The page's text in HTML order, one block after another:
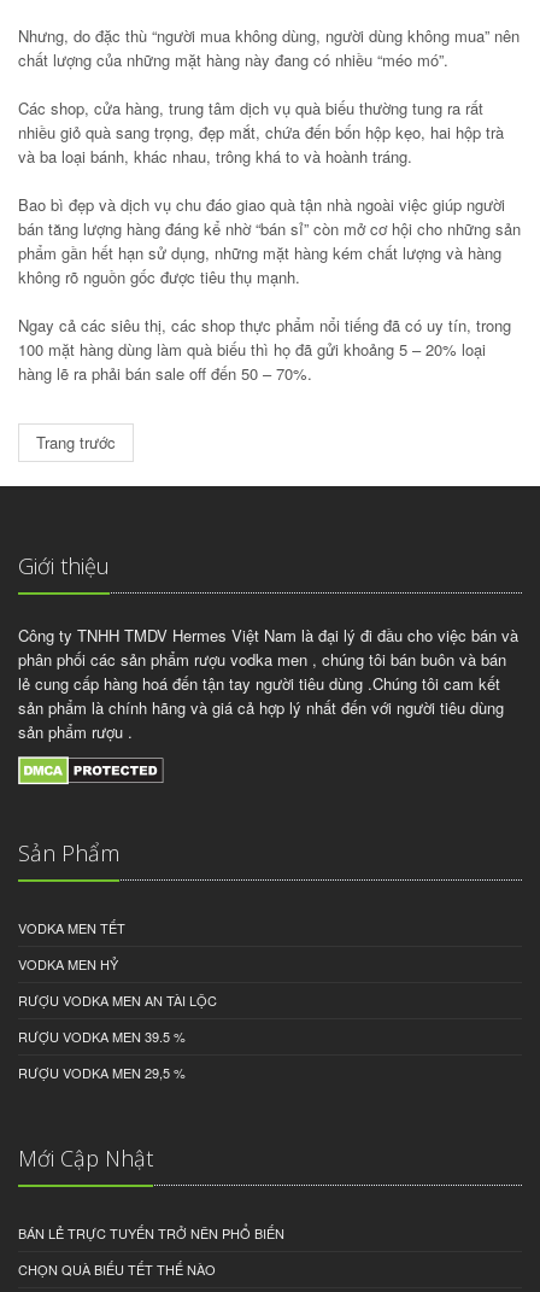
Nhưng, do đặc thù “người mua không dùng, người dùng không mua” nên
chất lượng của những mặt hàng này đang có nhiều “méo mó”.
Các shop, cửa hàng, trung tâm dịch vụ quà biếu thường tung ra rất
nhiều giỏ quà sang trọng, đẹp mắt, chứa đến bốn hộp kẹo, hai hộp trà
và ba loại bánh, khác nhau, trông khá to và hoành tráng.
Bao bì đẹp và dịch vụ chu đáo giao quà tận nhà ngoài việc giúp người
bán tăng lượng hàng đáng kể nhờ “bán sỉ” còn mở cơ hội cho những sản
phẩm gần hết hạn sử dụng, những mặt hàng kém chất lượng và hàng
không rõ nguồn gốc được tiêu thụ mạnh.
Ngay cả các siêu thị, các shop thực phẩm nổi tiếng đã có uy tín, trong
100 mặt hàng dùng làm quà biếu thì họ đã gửi khoảng 5 – 20% loại
hàng lẽ ra phải bán sale off đến 50 – 70%.
Trang trước
Giới thiệu
Công ty TNHH TMDV Hermes Việt Nam là đại lý đi đầu cho việc bán và
phân phối các sản phẩm rượu vodka men , chúng tôi bán buôn và bán
lẻ cung cấp hàng hoá đến tận tay người tiêu dùng .Chúng tôi cam kết
sản phẩm là chính hãng và giá cả hợp lý nhất đến với người tiêu dùng
sản phẩm rượu .
Sản Phẩm
VODKA MEN TẾT
VODKA MEN HỶ
RƯỢU VODKA MEN AN TÀI LỘC
RƯỢU VODKA MEN 39.5 %
RƯỢU VODKA MEN 29,5 %
Mới Cập Nhật
BÁN LẺ TRỰC TUYẾN TRỞ NÊN PHỔ BIẾN
CHỌN QUÀ BIẾU TẾT THẾ NÀO